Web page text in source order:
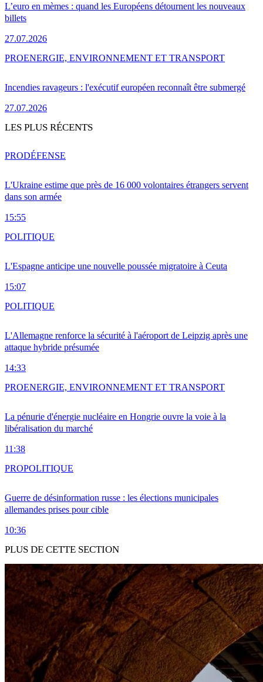
L’euro en mèmes : quand les Européens détournent les nouveaux
billets
27.07.2026
Incendies ravageurs : l'exécutif européen reconnaît être submergé
27.07.2026
PROENERGIE, ENVIRONNEMENT ET TRANSPORT
LES PLUS RÉCENTS
L'Ukraine estime que près de 16 000 volontaires étrangers servent
dans son armée
15:55
PRODÉFENSE
L'Espagne anticipe une nouvelle poussée migratoire à Ceuta
15:07
POLITIQUE
L'Allemagne renforce la sécurité à l'aéroport de Leipzig après une
attaque hybride présumée
14:33
POLITIQUE
La pénurie d'énergie nucléaire en Hongrie ouvre la voie à la
libéralisation du marché
11:38
PROENERGIE, ENVIRONNEMENT ET TRANSPORT
Guerre de désinformation russe : les élections municipales
allemandes prises pour cible
10:36
PROPOLITIQUE
PLUS DE CETTE SECTION